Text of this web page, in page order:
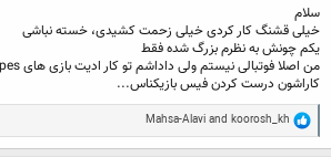
سلام
خيلی قشنگ کار کردی خيلی زحمت کشيدی، خسته نباشی
يکم چونش به نظرم بزرگ شده فقط
کاراشون درست کردن فيس بازيکناس...
R
e
a
koorosh_kh
Mahsa-Alavi